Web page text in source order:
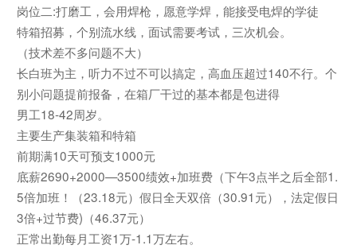
岗位二:打磨工，会用焊枪，愿意学焊，能接受电焊的学徒
特箱招募，个别流水线，面试需要考试，三次机会。
（技术差不多问题不大）
长白班为主，听力不过不可以搞定，高血压超过140不行。个
别小问题提前报备，在箱厂干过的基本都是包进得
男工18-42周岁。
主要生产集装箱和特箱
前期满10天可预支1000元
底薪2690+2000—3500绩效+加班费（下午3点半之后全部1.
5倍加班！（23.18元）假日全天双倍（30.91元），法定假日
3倍+过节费)（46.37元）
正常出勤每月工资1万-1.1万左右。